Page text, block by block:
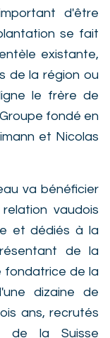
d'être
se fait
existante,
de la région ou
le frère de
fondé en
et Nicolas
va bénéficier
vaudois
et dédiés à la
de la
fondatrice de la
dizaine de
ans, recrutés
de la Suisse